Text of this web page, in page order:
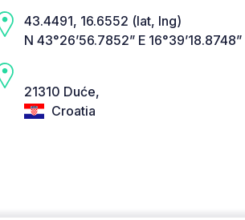
43.4491, 16.6552 (lat, lng)
N 43°26’56.7852” E 16°39’18.8748”
21310 Duće,
Croatia